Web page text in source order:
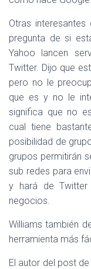
Otras
pregunta de si
Yahoo lancen
Twitter. Dijo que
pero no le
que es y no le
significa que no
cual tiene
posibilidad de
grupos permitirán
sub redes para
y hará de Twitter
negocios.
Williams también
herramienta más
El autor del post